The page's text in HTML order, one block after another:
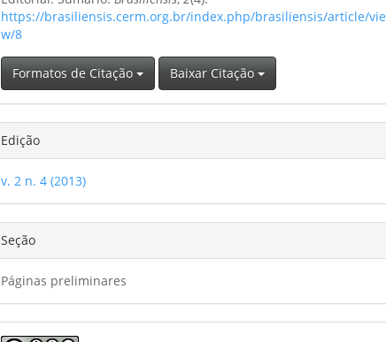
https://brasiliensis.cerm.org.br/index.php/brasiliensis/article/vie
w/8
Formatos de Citação Baixar Citação
Edição
v. 2 n. 4 (2013)
Seção
Páginas preliminares